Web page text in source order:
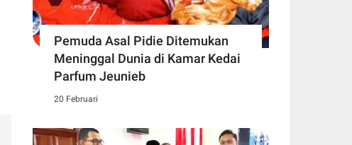
Pemuda Asal Pidie Ditemukan
Meninggal Dunia di Kamar Kedai
Parfum Jeunieb
20 Februari